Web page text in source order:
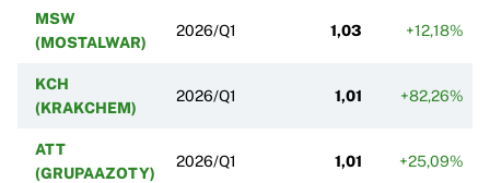
MSW
(MOSTALWAR)
2026/Q1 1,03 +12,18%
KCH
(KRAKCHEM)
2026/Q1 1,01 +82,26%
ATT
(GRUPAAZOTY)
2026/Q1 1,01 +25,09%